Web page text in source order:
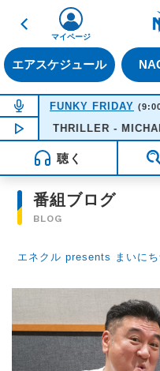
戻る
エアスケジュール
マイページ
NOW ON AIR
FUNKY FRIDAY
NOW PLAYING 12:21
THRILLER - MICHAEL
聴く
番組ブログ
BLOG
エネクル presents まいにち